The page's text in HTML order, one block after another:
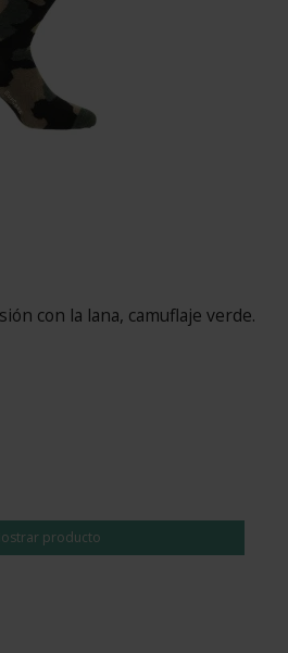
con la lana, camuflaje verde.
producto